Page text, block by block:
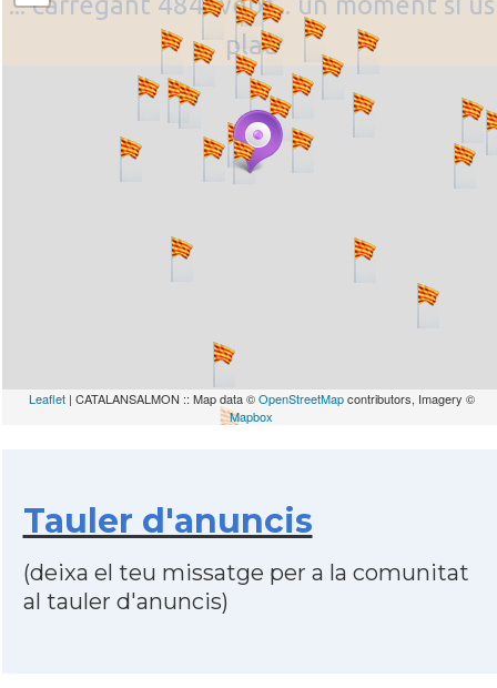
plau
Leaflet| CATALANSALMON :: Map data ©OpenStreetMapcontributors, Imagery ©
Mapbox
Tauler d'anuncis
(deixa el teu missatge per a la comunitat
al tauler d'anuncis)